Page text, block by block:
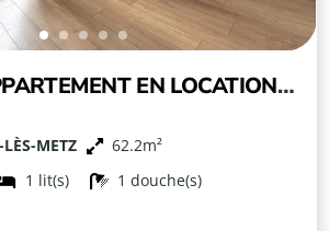
EN LOCATION
LES-METZ ! À
METZ
METZ
62.2
1
1